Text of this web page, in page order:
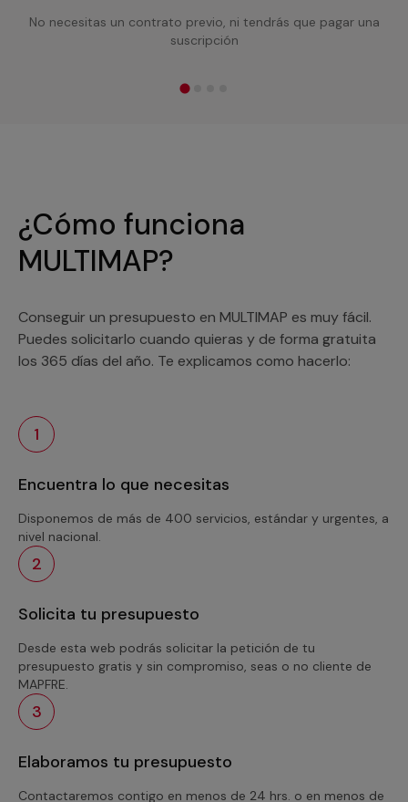
No necesitas un contrato previo, ni tendrás que pagar una
suscripción
¿Cómo funciona
MULTIMAP?
Conseguir un presupuesto en MULTIMAP es muy fácil.
Puedes solicitarlo cuando quieras y de forma gratuita
los 365 días del año. Te explicamos como hacerlo:
1
Encuentra lo que necesitas
Disponemos de más de 400 servicios, estándar y urgentes, a
nivel nacional.
2
Solicita tu presupuesto
Desde esta web podrás solicitar la petición de tu
presupuesto gratis y sin compromiso, seas o no cliente de
MAPFRE.
3
Elaboramos tu presupuesto
Contactaremos contigo en menos de 24 hrs. o en menos de